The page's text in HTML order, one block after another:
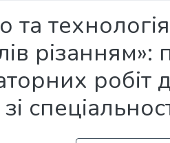
та
робіт